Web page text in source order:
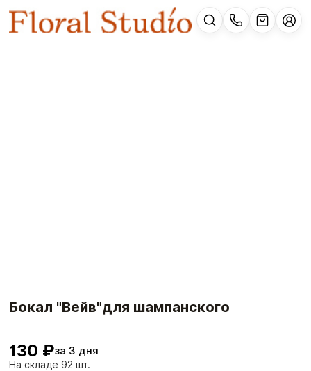
Бокал "Вейв"для шампанского
130 ₽за 3 дня
На складе 92 шт.